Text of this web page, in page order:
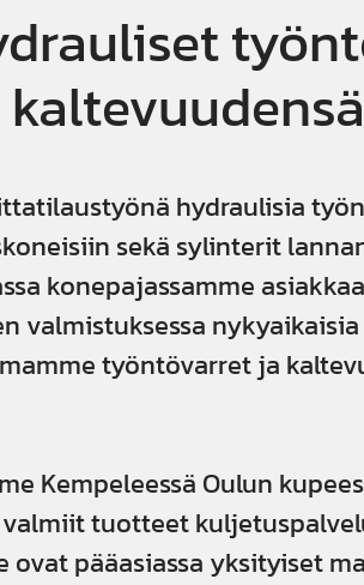
hydraulisia
sekä sylinterit
konepajassamme
valmistuksessa
työntövarret ja
Kempeleessä Oulun
tuotteet
ovat pääasiassa yksityiset